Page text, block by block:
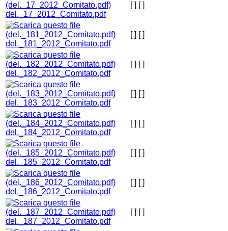
del._17_2012_Comitato.pdf
[ ] [ ]
del._181_2012_Comitato.pdf
[ ] [ ]
del._182_2012_Comitato.pdf
[ ] [ ]
del._183_2012_Comitato.pdf
[ ] [ ]
del._184_2012_Comitato.pdf
[ ] [ ]
del._185_2012_Comitato.pdf
[ ] [ ]
del._186_2012_Comitato.pdf
[ ] [ ]
del._187_2012_Comitato.pdf
[ ] [ ]